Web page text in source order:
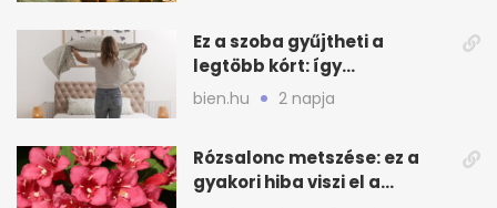
Ez a szoba gyűjtheti a
legtöbb kórt: így
mélytisztítsd otthon
bien.hu 2 napja
Rózsalonc metszése: ez a
gyakori hiba viszi el a